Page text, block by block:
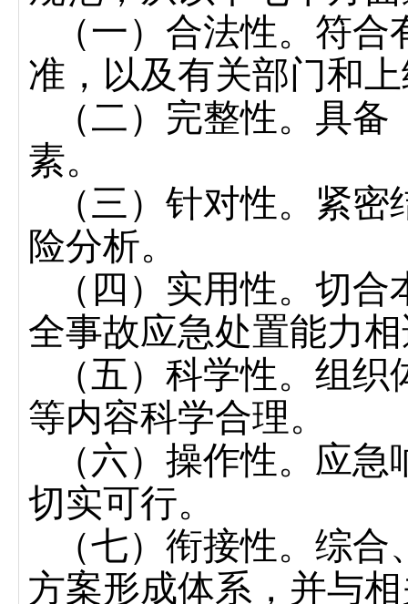
（一）合法性。符
准，以及有关部门和
（二）完整性。具
素。
（三）针对性。紧
险分析。
（四）实用性。切
全事故应急处置能力
（五）科学性。组
等内容科学合理。
（六）操作性。应
切实可行。
（七）衔接性。综
方案形成体系，并与